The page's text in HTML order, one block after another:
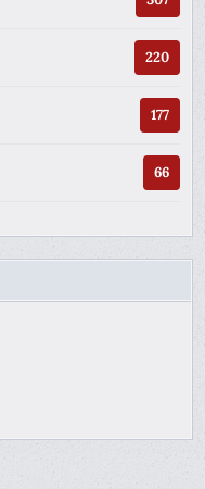
220
177
66